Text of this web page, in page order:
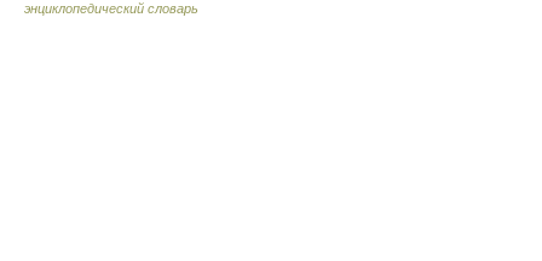
энциклопедический словарь